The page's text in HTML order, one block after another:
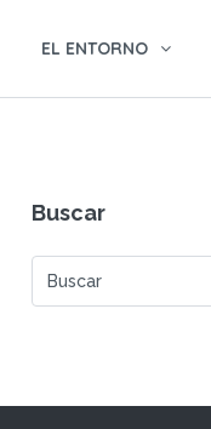
EL ENTORNO
Buscar